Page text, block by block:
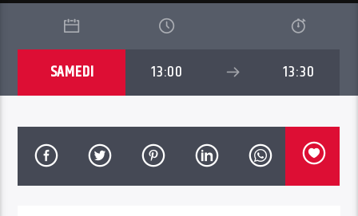
SAMEDI 13:00 13:30